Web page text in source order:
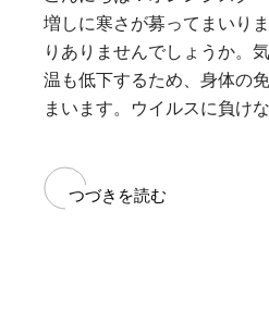
増しに寒さが募ってまいり
りありませんでしょうか。
温も低下するため、身体の
まいます。ウイルスに負け
つづきを読む